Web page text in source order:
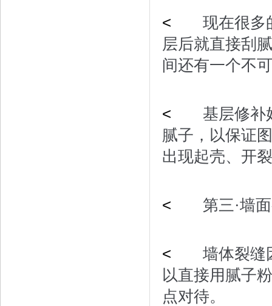
< 现在很多的
层后就直接刮
间还有一个不
< 基层修补好
腻子，以保证
出现起壳、开
< 第三·墙面
< 墙体裂缝因
以直接用腻子
点对待。